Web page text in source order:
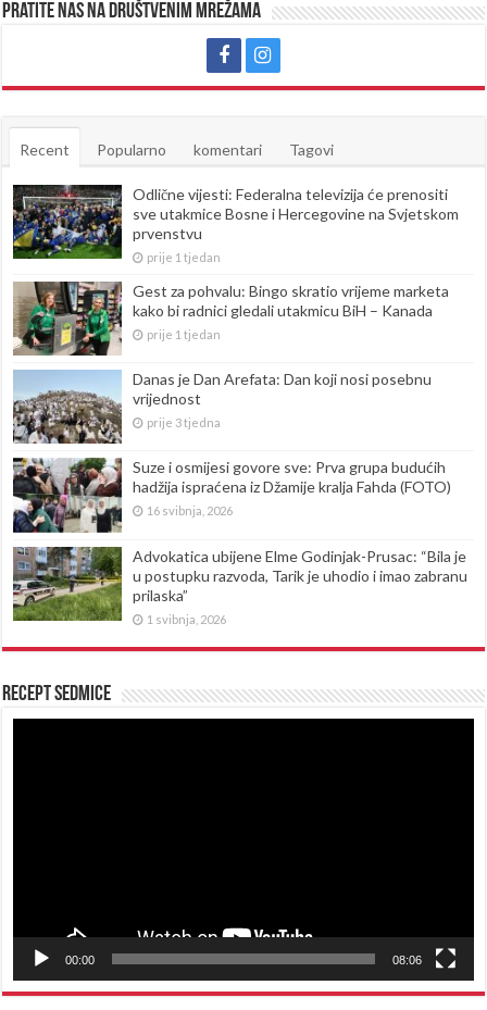
Pratite nas na društvenim mrežama
Recent Popularno komentari Tagovi
Odlične vijesti: Federalna televizija će prenositi
sve utakmice Bosne i Hercegovine na Svjetskom
prvenstvu
prije 1 tjedan
Gest za pohvalu: Bingo skratio vrijeme marketa
kako bi radnici gledali utakmicu BiH – Kanada
prije 1 tjedan
Danas je Dan Arefata: Dan koji nosi posebnu
vrijednost
prije 3 tjedna
Suze i osmijesi govore sve: Prva grupa budućih
hadžija ispraćena iz Džamije kralja Fahda (FOTO)
16 svibnja, 2026
Advokatica ubijene Elme Godinjak-Prusac: “Bila je
u postupku razvoda, Tarik je uhodio i imao zabranu
prilaska”
1 svibnja, 2026
Recept sedmice
00:00 08:06